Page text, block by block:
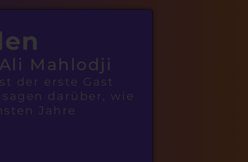
Mahlodji
der erste Gast
darüber, wie
Jahre